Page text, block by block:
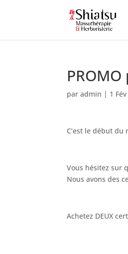
paradmin | 1
C’est le début du
Vous hésitez sur
Nous avons des
Achetez DEUX